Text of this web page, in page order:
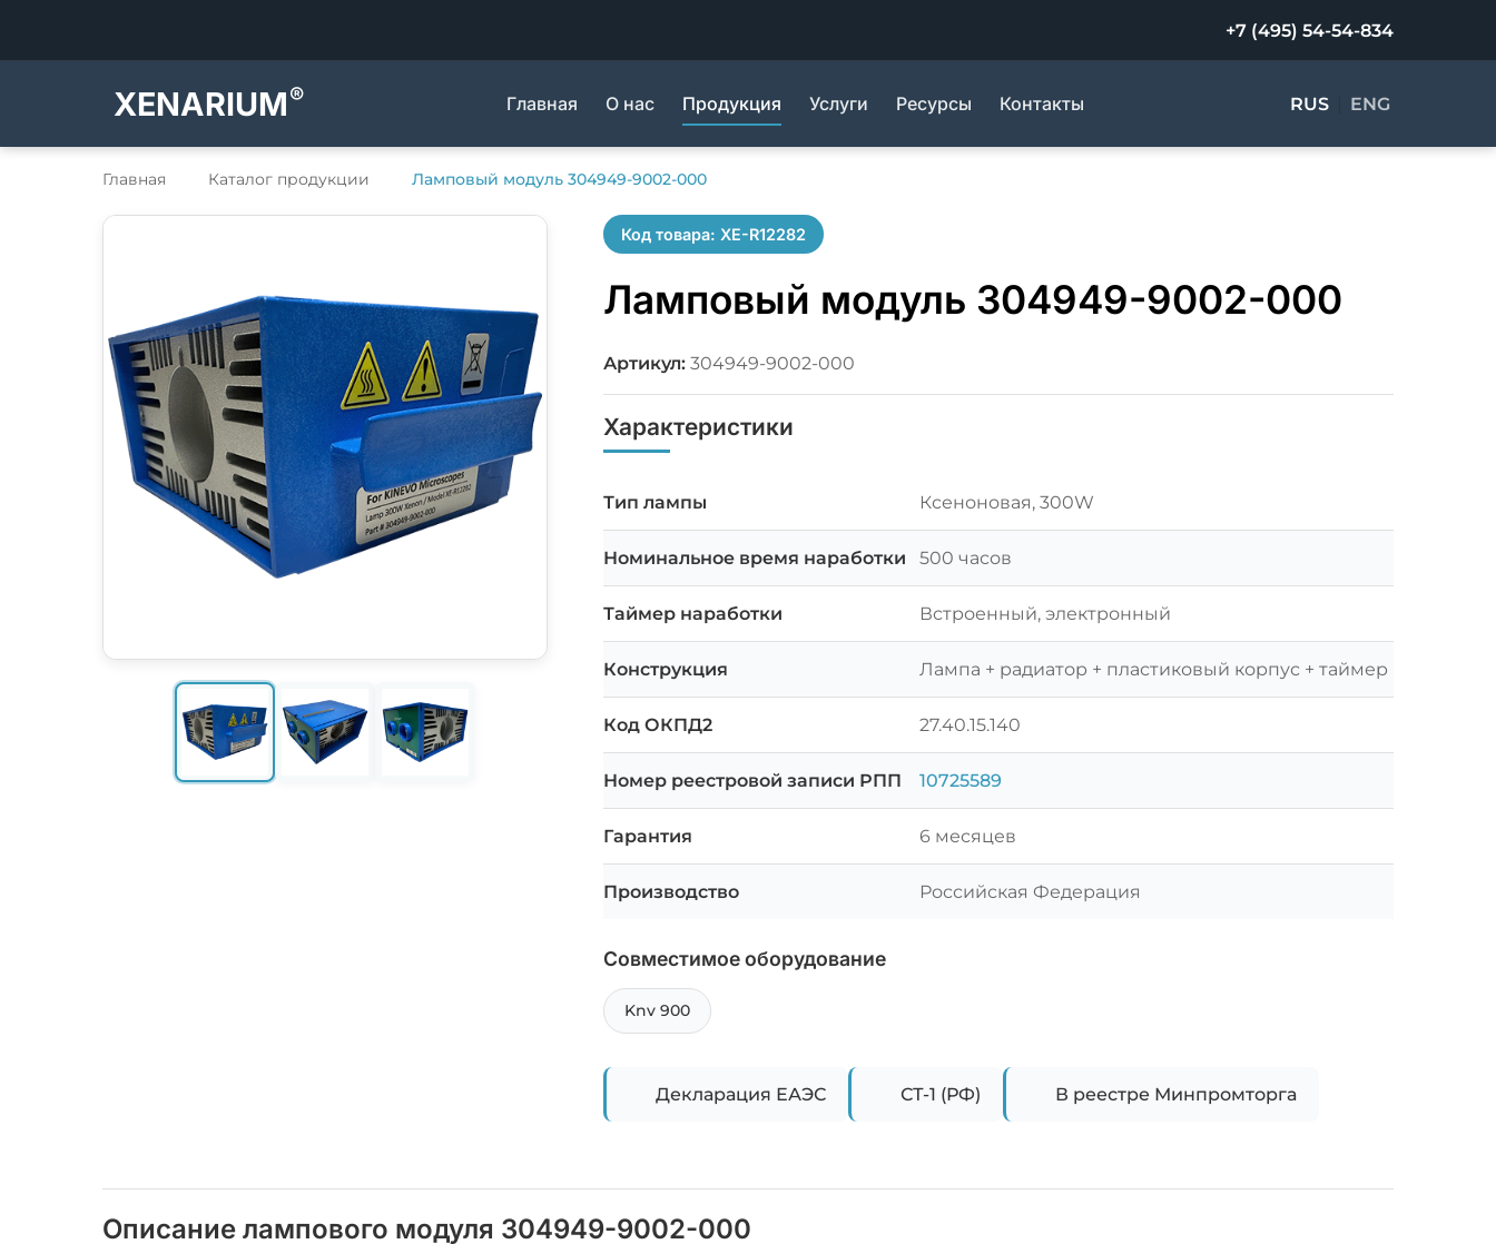
+7 (495) 54-54-834
XENARIUM® Главная О нас Продукция Услуги Ресурсы Контакты RUS | ENG
Главная Каталог продукции Ламповый модуль 304949-9002-000
Код товара: XE-R12282
Ламповый модуль 304949-9002-000
Артикул: 304949-9002-000
Характеристики
Тип лампы Ксеноновая, 300W
Номинальное время наработки 500 часов
Таймер наработки Встроенный, электронный
Конструкция Лампа + радиатор + пластиковый корпус + таймер
Код ОКПД2 27.40.15.140
Номер реестровой записи РПП 10725589
Гарантия 6 месяцев
Производство Российская Федерация
Совместимое оборудование
Knv 900
Декларация ЕАЭС СТ-1 (РФ) В реестре Минпромторга
Описание лампового модуля 304949-9002-000